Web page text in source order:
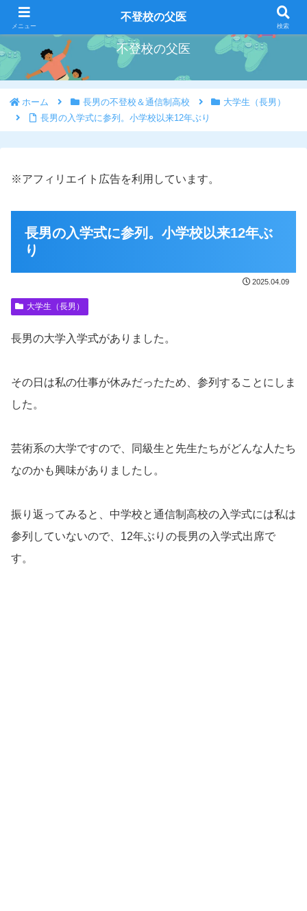
好きな事を好きな時にやろう
不登校の父医
ホーム 長男の不登校＆通信制高校
大学生（長男）
長男の入学式に参列。小学校以来12年ぶり
※アフィリエイト広告を利用しています。
長男の入学式に参列。小学校以来12年ぶ
り
2025.04.09
大学生（長男）
長男の大学入学式がありました。
その日は私の仕事が休みだったため、参列することにしま
した。
芸術系の大学ですので、同級生と先生たちがどんな人たち
なのかも興味がありましたし。
振り返ってみると、中学校と通信制高校の入学式には私は
参列していないので、12年ぶりの長男の入学式出席で
す。
メニュー
不登校の父医
検索